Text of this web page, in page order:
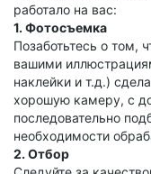
работало на вас:
1. Фотосъемка
Позаботьтесь о том,
вашими
наклейки и т.д.)
хорошую камеру, с
последовательно
необходимости
2. Отбор